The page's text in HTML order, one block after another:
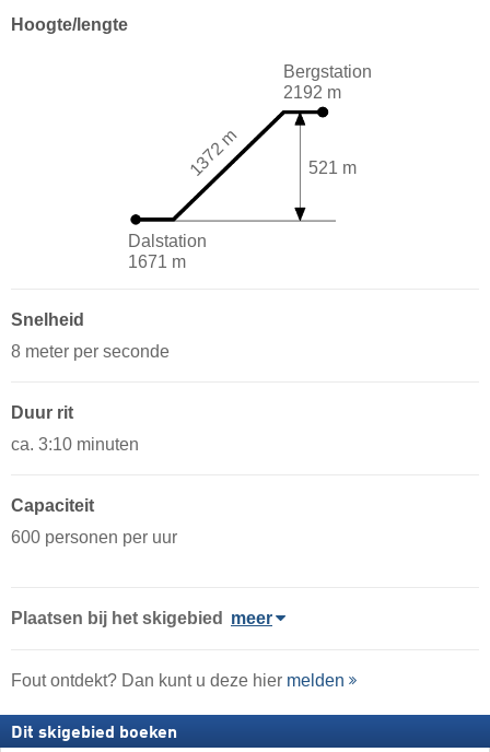
Hoogte/lengte
Dalstation
1671 m
Bergstation
2192 m
521 m
1372 m
Snelheid
8 meter per seconde
Duur rit
ca. 3:10 minuten
Capaciteit
600 personen per uur
Plaatsen bij het skigebied meer
Fout ontdekt? Dan kunt u deze hier melden
Dit skigebied boeken